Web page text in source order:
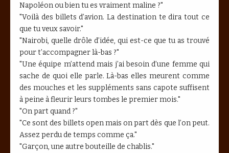
Napoléon ou bien tu es vraiment maline ?"
"Voilà des billets d’avion. La destination te dira tout ce
que tu veux savoir."
"Nairobi, quelle drôle d’idée, qui est-ce que tu as trouvé
pour t’accompagner là-bas ?"
"Une équipe m’attend mais j’ai besoin d’une femme qui
sache de quoi elle parle. Là-bas elles meurent comme
des mouches et les suppléments sans capote suffisent
à peine à fleurir leurs tombes le premier mois."
"On part quand ?"
"Ce sont des billets open mais on part dès que l’on peut.
Assez perdu de temps comme ça."
"Garçon, une autre bouteille de chablis."